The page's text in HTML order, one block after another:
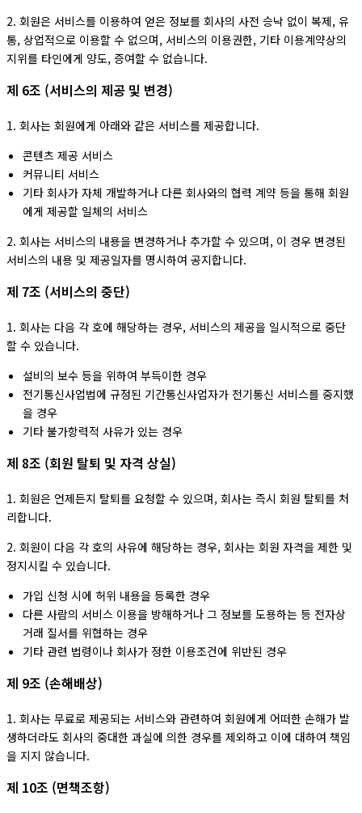
2. 회원은 서비스를 이용하여 얻은 정보를 회사의 사전 승낙 없이 복제, 유
통, 상업적으로 이용할 수 없으며, 서비스의 이용권한, 기타 이용계약상의
지위를 타인에게 양도, 증여할 수 없습니다.
제 6조 (서비스의 제공 및 변경)
1. 회사는 회원에게 아래와 같은 서비스를 제공합니다.
콘텐츠 제공 서비스
커뮤니티 서비스
기타 회사가 자체 개발하거나 다른 회사와의 협력 계약 등을 통해 회원
에게 제공할 일체의 서비스
2. 회사는 서비스의 내용을 변경하거나 추가할 수 있으며, 이 경우 변경된
서비스의 내용 및 제공일자를 명시하여 공지합니다.
제 7조 (서비스의 중단)
1. 회사는 다음 각 호에 해당하는 경우, 서비스의 제공을 일시적으로 중단
할 수 있습니다.
설비의 보수 등을 위하여 부득이한 경우
전기통신사업법에 규정된 기간통신사업자가 전기통신 서비스를 중지했
을 경우
기타 불가항력적 사유가 있는 경우
제 8조 (회원 탈퇴 및 자격 상실)
1. 회원은 언제든지 탈퇴를 요청할 수 있으며, 회사는 즉시 회원 탈퇴를 처
리합니다.
2. 회원이 다음 각 호의 사유에 해당하는 경우, 회사는 회원 자격을 제한 및
정지시킬 수 있습니다.
가입 신청 시에 허위 내용을 등록한 경우
다른 사람의 서비스 이용을 방해하거나 그 정보를 도용하는 등 전자상
거래 질서를 위협하는 경우
기타 관련 법령이나 회사가 정한 이용조건에 위반된 경우
제 9조 (손해배상)
1. 회사는 무료로 제공되는 서비스와 관련하여 회원에게 어떠한 손해가 발
생하더라도 회사의 중대한 과실에 의한 경우를 제외하고 이에 대하여 책임
을 지지 않습니다.
제 10조 (면책조항)